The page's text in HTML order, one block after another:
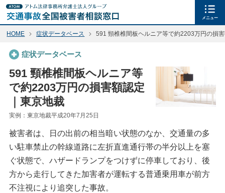
メニュー
HOME 症状データベース 591 頸椎椎間板ヘルニア等で約2203万円の損
症状データベース
591 頸椎椎間板ヘルニア等
で約2203万円の損害額認定
｜東京地裁
実例：東京地裁平成20年7月25日
被害者は、日の出前の相当暗い状態のなか、交通量の多
い駐車禁止の幹線道路に左折直進通行帯の半分以上を塞
ぐ状態で、ハザードランプをつけずに停車しており、後
方から走行してきた加害者が運転する普通乗用車が前方
不注視により追突した事故。